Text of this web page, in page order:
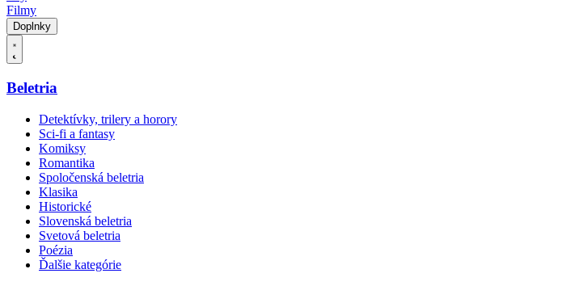
Filmy
Doplnky
Beletria
Detektívky, trilery a horory
Sci-fi a fantasy
Komiksy
Romantika
Spoločenská beletria
Klasika
Historické
Slovenská beletria
Svetová beletria
Poézia
Ďalšie kategórie